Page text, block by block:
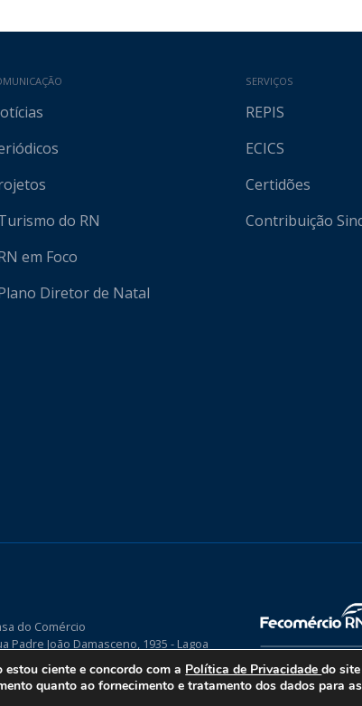
do RN
em Foco
Diretor de Natal
SERVIÇOS
REPIS
ECICS
Certidões
Contribuição
do Comércio
Padre João Damasceno, 1935 - Lagoa
CEP 59075-760
ciente e concordo com a Política de Privacidadedo
quanto ao fornecimento e tratamento dos dados para